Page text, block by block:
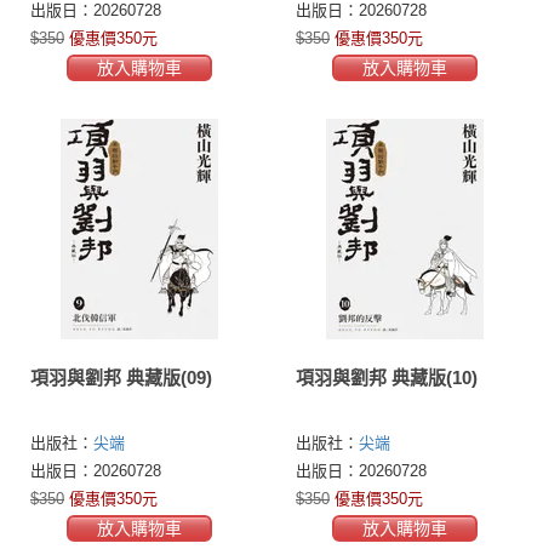
出版日：20260728
$350 優惠價350元
放入購物車
出版日：20260728
$350 優惠價350元
放入購物車
項羽與劉邦 典藏版(09)
出版社： 尖端
出版日：20260728
$350 優惠價350元
放入購物車
項羽與劉邦 典藏版(10)
出版社： 尖端
出版日：20260728
$350 優惠價350元
放入購物車